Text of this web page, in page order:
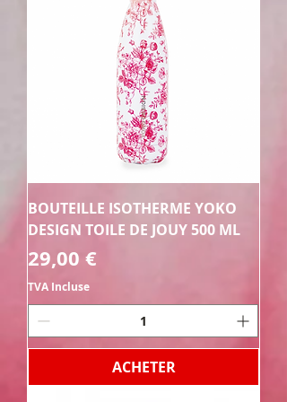
BOUTEILLE ISOTHERME YOKO
DESIGN TOILE DE JOUY 500 ML
Prix
29,00 €
TVA Incluse
ACHETER